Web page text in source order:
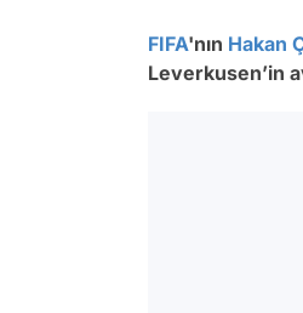
FIFA'nın Hakan
Leverkusen’in